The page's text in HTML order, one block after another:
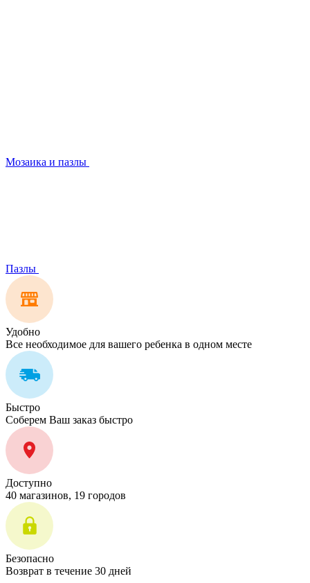
Мозаика и пазлы
Пазлы
Удобно
Все необходимое для вашего ребенка в одном месте
Быстро
Соберем Ваш заказ быстро
Доступно
40 магазинов, 19 городов
Безопасно
Возврат в течение 30 дней